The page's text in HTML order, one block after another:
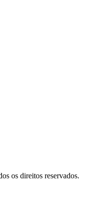
os direitos reservados.